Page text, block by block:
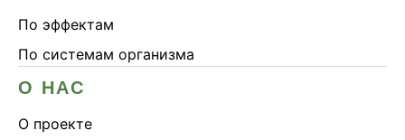
По эффектам
По системам организма
О НАС
О проекте